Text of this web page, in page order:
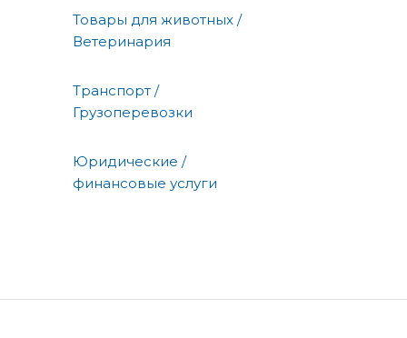
Товары для животных /
Ветеринария
Транспорт /
Грузоперевозки
Юридические /
финансовые услуги